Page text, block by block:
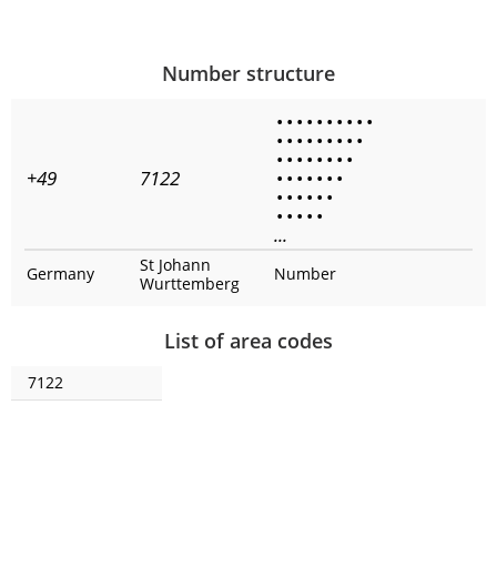
Number structure
+49 7122
• • • • • • • • • •
• • • • • • • • •
• • • • • • • •
• • • • • • •
• • • • • •
• • • • •
...
Germany
St Johann
Wurttemberg
Number
List of area codes
7122